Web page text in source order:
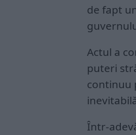
de fapt
Actul a
puteri
continuu
Într-